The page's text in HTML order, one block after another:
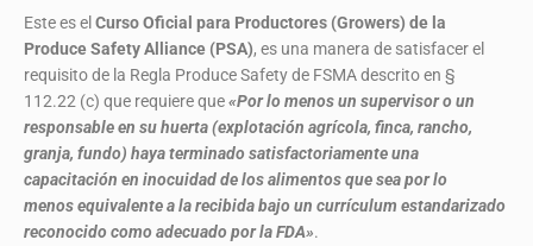
Este es el Curso Oficial para Productores (Growers) de la
Produce Safety Alliance (PSA), es una manera de satisfacer el
requisito de la Regla Produce Safety de FSMA descrito en §
112.22 (c) que requiere que«Por lo menos un supervisor o un
responsable en su huerta (explotación agrícola, finca, rancho,
granja, fundo) haya terminado satisfactoriamente una
capacitación en inocuidad de los alimentos que sea por lo
menos equivalente a la recibida bajo un currículum estandarizado
reconocido como adecuado por la FDA».